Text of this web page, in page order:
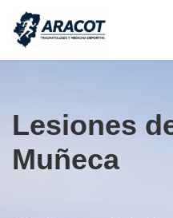
Saltar
al
Lesiones
Muñeca